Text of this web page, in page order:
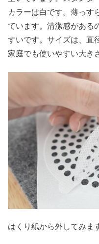
カラーは白です。薄っす
ています。清潔感がある
すいです。サイズは、直
家庭でも使いやすい大き
はくり紙から外してみま